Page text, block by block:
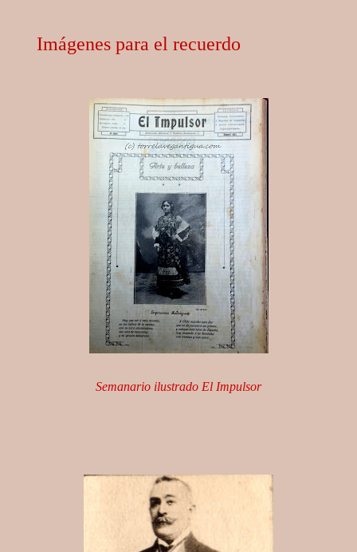
Imágenes para el recuerdo
Semanario ilustrado El Impulsor